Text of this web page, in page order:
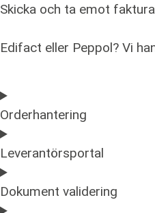
Skicka och ta emot faktura
Edifact eller Peppol? Vi
Orderhantering
Leverantörsportal
Dokument validering